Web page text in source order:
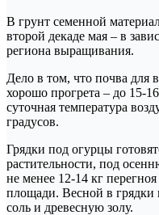
В грунт семенной
второй декаде мая – в
региона выращивания.
Дело в том, что почва для
хорошо прогрета – до 15-
суточная температура
градусов.
Грядки под огурцы
растительности, под
не менее 12-14 кг
площади. Весной в грядки
соль и древесную золу.